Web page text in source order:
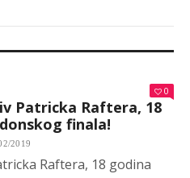
0
Patricka Raftera, 18
finala!
2019
Raftera, 18 godina